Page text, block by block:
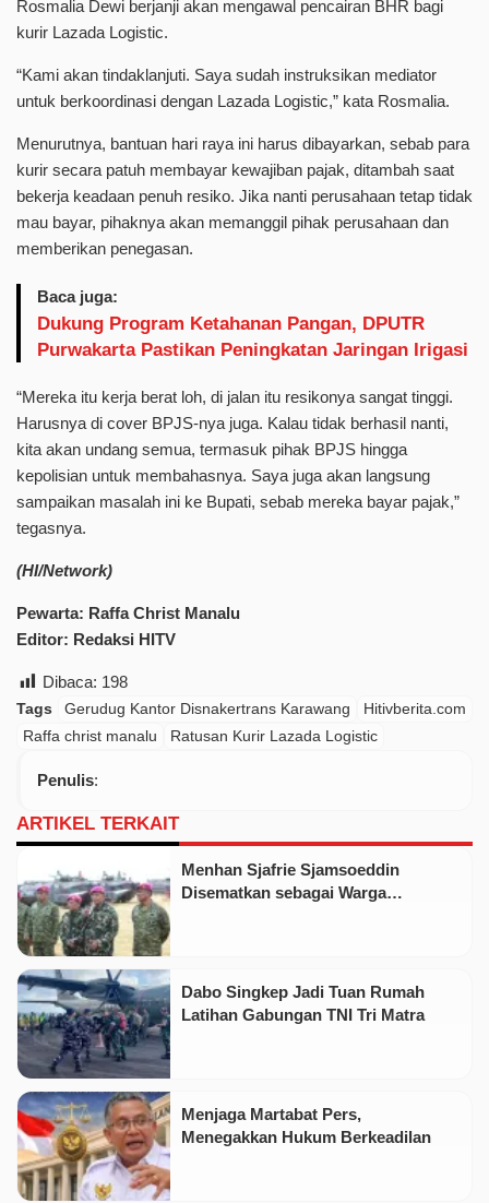
Rosmalia Dewi berjanji akan mengawal pencairan BHR bagi
kurir Lazada Logistic.
“Kami akan tindaklanjuti. Saya sudah instruksikan mediator
untuk berkoordinasi dengan Lazada Logistic,” kata Rosmalia.
Menurutnya, bantuan hari raya ini harus dibayarkan, sebab para
kurir secara patuh membayar kewajiban pajak, ditambah saat
bekerja keadaan penuh resiko. Jika nanti perusahaan tetap tidak
mau bayar, pihaknya akan memanggil pihak perusahaan dan
memberikan penegasan.
Baca juga:
Dukung Program Ketahanan Pangan, DPUTR
Purwakarta Pastikan Peningkatan Jaringan Irigasi
“Mereka itu kerja berat loh, di jalan itu resikonya sangat tinggi.
Harusnya di cover BPJS-nya juga. Kalau tidak berhasil nanti,
kita akan undang semua, termasuk pihak BPJS hingga
kepolisian untuk membahasnya. Saya juga akan langsung
sampaikan masalah ini ke Bupati, sebab mereka bayar pajak,”
tegasnya.
(HI/Network)
Pewarta: Raffa Christ Manalu
Editor: Redaksi HITV
Dibaca: 198
Tags Gerudug Kantor Disnakertrans Karawang
Hitivberita.com
Raffa christ manalu
Ratusan Kurir Lazada Logistic
Penulis:
ARTIKEL TERKAIT
Menhan Sjafrie Sjamsoeddin
Disematkan sebagai Warga
Dabo Singkep Jadi Tuan Rumah
Latihan Gabungan TNI Tri Matra
Menjaga Martabat Pers,
Menegakkan Hukum Berkeadilan